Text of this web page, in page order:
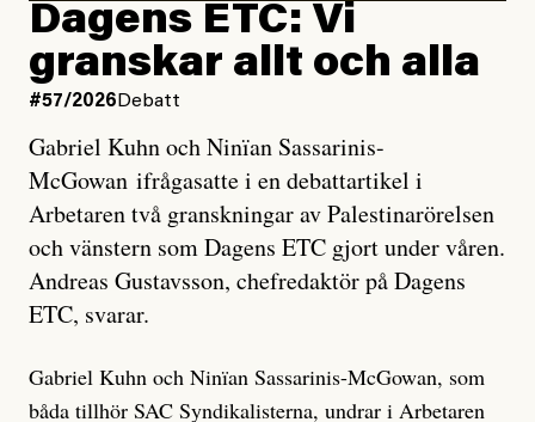
Dagens ETC: Vi
granskar allt och alla
#57/2026 Debatt
Gabriel Kuhn och Ninïan Sassarinis-
McGowan ifrågasatte i en debattartikel i
Arbetaren två granskningar av Palestinarörelsen
och vänstern som Dagens ETC gjort under våren.
Andreas Gustavsson, chefredaktör på Dagens
ETC, svarar.
Gabriel Kuhn och Ninïan Sassarinis-McGowan, som
båda tillhör SAC Syndikalisterna, undrar i Arbetaren